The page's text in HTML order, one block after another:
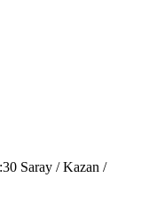
Saray / Kazan /